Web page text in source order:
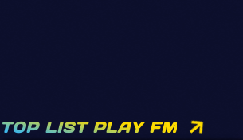
TOP LIST PLAY FM